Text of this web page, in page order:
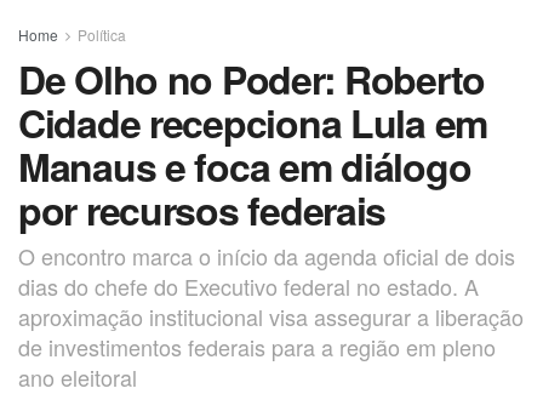
Home Política
De Olho no Poder: Roberto
Cidade recepciona Lula em
Manaus e foca em diálogo
por recursos federais
O encontro marca o início da agenda oficial de dois
dias do chefe do Executivo federal no estado. A
aproximação institucional visa assegurar a liberação
de investimentos federais para a região em pleno
ano eleitoral